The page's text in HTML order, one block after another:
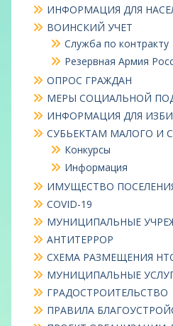
ИНФОРМАЦИЯ ДЛЯ
ВОИНСКИЙ УЧЕТ
Служба по контракту
Резервная Армия
ОПРОС ГРАЖДАН
МЕРЫ СОЦИАЛЬНОЙ
ИНФОРМАЦИЯ ДЛЯ
СУБЬЕКТАМ МАЛОГО И
Конкурсы
Информация
ИМУЩЕСТВО
COVID-19
МУНИЦИПАЛЬНЫЕ
АНТИТЕРРОР
СХЕМА РАЗМЕЩЕНИЯ
МУНИЦИПАЛЬНЫЕ
ГРАДОСТРОИТЕЛЬСТВО
ПРАВИЛА